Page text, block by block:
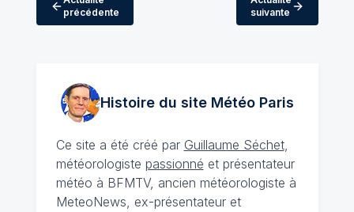
précédente
suivante
Histoire du site MétéoParis
Ce site a été créé par Guillaume Séchet,
météorologiste passionné et présentateur
météo à BFMTV, ancien météorologiste à
MeteoNews, ex-présentateur et